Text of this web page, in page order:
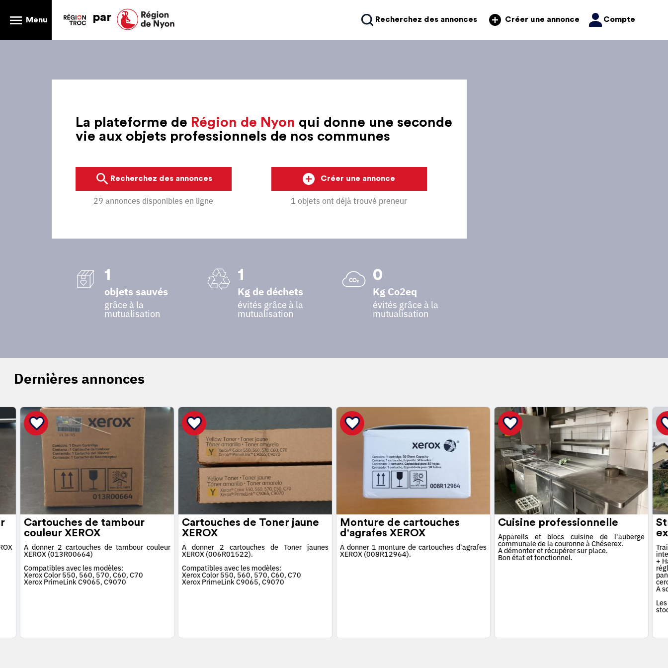
Menu par Recherchez des annonces Créer une annonce Compte
La plateforme de Région de Nyon qui donne une seconde
vie aux objets professionnels de nos communes
Recherchez des annonces
29 annonces disponibles en ligne
Créer une annonce
1 objets ont déjà trouvé preneur
1
objets sauvés
grâce à la
mutualisation
1
Kg de déchets
évités grâce à la
mutualisation
0
Kg Co2eq
évités grâce à la
mutualisation
Dernières annonces
Cartouches de tambour
couleur XEROX
À donner 2 cartouches de tambour couleur
XEROX (013R00664)
Compatibles avec les modèles:
Xerox Color 550, 560, 570, C60, C70
Xerox PrimeLink C9065, C9070
Cartouches de Toner jaune
XEROX
À donner 2 cartouches de Toner jaunes
XEROX (006R01522).
Compatibles avec les modèles:
Xerox Color 550, 560, 570, C60, C70
Xerox PrimeLink C9065, C9070
Monture de cartouches
d'agrafes XEROX
À donner 1 monture de cartouches d'agrafes
XEROX (008R12964).
Cuisine professionnelle
Appareils et blocs cuisine de l'auberge
communale de la couronne à Chéserex.
A démonter et récupérer sur place.
Bon état et fonctionnel. +
A